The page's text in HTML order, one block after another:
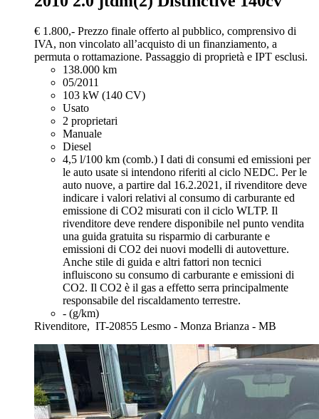
€ 1.800,- Prezzo finale offerto al pubblico, comprensivo di
IVA, non vincolato all’acquisto di un finanziamento, a
permuta o rottamazione. Passaggio di proprietà e IPT esclusi.
138.000 km
05/2011
103 kW (140 CV)
Usato
2 proprietari
Manuale
Diesel
4,5 l/100 km (comb.) I dati di consumi ed emissioni per
le auto usate si intendono riferiti al ciclo NEDC. Per le
auto nuove, a partire dal 16.2.2021, iI rivenditore deve
indicare i valori relativi al consumo di carburante ed
emissione di CO2 misurati con il ciclo WLTP. Il
rivenditore deve rendere disponibile nel punto vendita
una guida gratuita su risparmio di carburante e
emissioni di CO2 dei nuovi modelli di autovetture.
Anche stile di guida e altri fattori non tecnici
influiscono su consumo di carburante e emissioni di
CO2. Il CO2 è il gas a effetto serra principalmente
responsabile del riscaldamento terrestre.
- (g/km)
Rivenditore, IT-20855 Lesmo - Monza Brianza - MB